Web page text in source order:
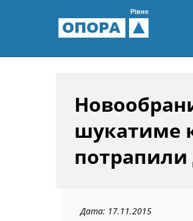
ОПОРА
Рівне
шукатиме
потрапили
Дата: 17.11.2015